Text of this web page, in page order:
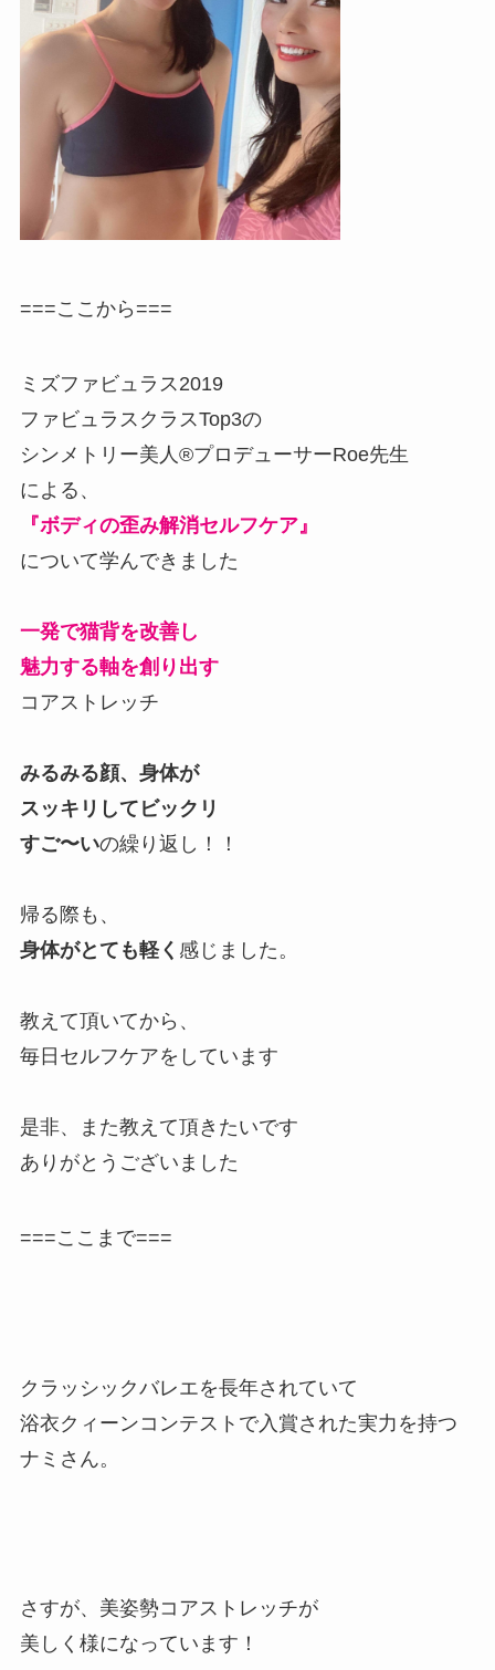
===ここから===
ミズファビュラス2019
ファビュラスクラスTop3の
シンメトリー美人®プロデューサーRoe先生
による、
『ボディの歪み解消セルフケア』
について学んできました
一発で猫背を改善し
魅力する軸を創り出す
コアストレッチ
みるみる顔、身体が
スッキリしてビックリ
すご〜いの繰り返し！！
帰る際も、
身体がとても軽く 感じました。
教えて頂いてから、
毎日セルフケアをしています
是非、また教えて頂きたいです
ありがとうございました
===ここまで===
クラッシックバレエを長年されていて
浴衣クィーンコンテストで入賞された実力を持つ
ナミさん。
さすが、美姿勢コアストレッチが
美しく様になっています！